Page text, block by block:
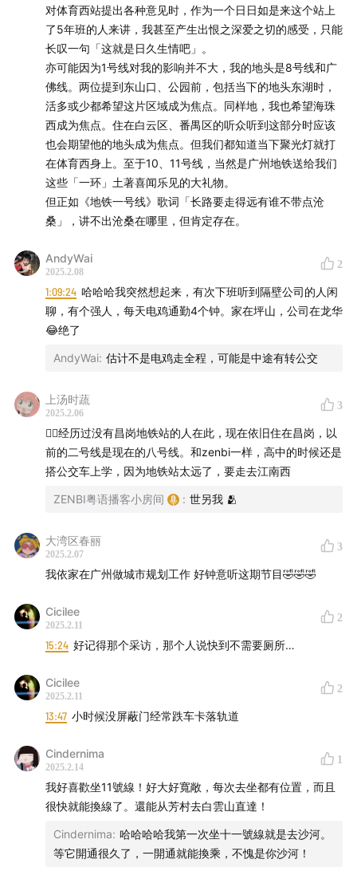
录音制作 | Trace
声音编辑 | Trace
文字编辑 | Trace
运营管理 | Zenbi、Trace
联系方式 |191962929@qq.com
加听友群 | whynotvinyl
小房间的周边已经上线售卖啦！线下店也全部在售咯！
*手工包装未能完美，收到的朋友们也可以给 Zenbi 点反
1、“可以同我讲粤语”胸针：
2、“小房间”冰箱贴：shop90986035.m.youzan.com
对体育西站提出各种意见时，作为一个日日如是来这个站上
了5年班的人来讲，我甚至产生出恨之深爱之切的感受，只能
长叹一句「这就是日久生情吧」。
亦可能因为1号线对我的影响并不大，我的地头是8号线和广
佛线。两位提到东山口、公园前，包括当下的地头东湖时，
活多或少都希望这片区域成为焦点。同样地，我也希望海珠
西成为焦点。住在白云区、番禺区的听众听到这部分时应该
也会期望他的地头成为焦点。但我们都知道当下聚光灯就打
在体育西身上。至于10、11号线，当然是广州地铁送给我们
这些「一环」土著喜闻乐见的大礼物。
但正如《地铁一号线》歌词「长路要走得远有谁不带点沧
桑」，讲不出沧桑在哪里，但肯定存在。
AndyWai
2025.2.08
2
1:09:24 哈哈哈我突然想起来，有次下班听到隔壁公司的人闲
聊，有个强人，每天电鸡通勤4个钟。家在坪山，公司在龙华
😂绝了
AndyWai: 估计不是电鸡走全程，可能是中途有转公交
上汤时蔬
2025.2.06
3
🙋‍♀️经历过没有昌岗地铁站的人在此，现在依旧住在昌岗，以
前的二号线是现在的八号线。和zenbi一样，高中的时候还是
搭公交车上学，因为地铁站太远了，要走去江南西
ZENBI粤语播客小房间 : 世另我 🫂
大湾区春丽
2025.2.07
3
我依家在广州做城市规划工作 好钟意听这期节目🤣🤣🤣
Cicilee
2025.2.11
2
15:24 好记得那个采访，那个人说快到不需要厕所…
Cicilee
2025.2.11
2
13:47 小时候没屏蔽门经常跌车卡落轨道
Cindernima
2025.2.14
1
我好喜歡坐11號線！好大好寬敞，每次去坐都有位置，而且
很快就能換線了。還能从芳村去白雲山直達！
Cindernima: 哈哈哈哈我第一次坐十一號線就是去沙河。
等它開通很久了，一開通就能換乘，不愧是你沙河！